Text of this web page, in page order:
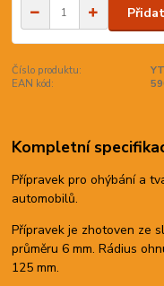
Číslo produktu:
EAN kód:
Kompletní
Přípravek pro ohýbání a
automobilů.
Přípravek je zhotoven ze
průměru 6 mm. Rádius
125 mm.